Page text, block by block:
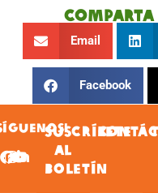
Email
Facebook
SUSCRÍBETE
AL
BOLETÍN